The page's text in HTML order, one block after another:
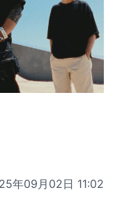
年09月02日 11:02